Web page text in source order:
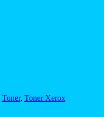
Toner, Toner Xerox